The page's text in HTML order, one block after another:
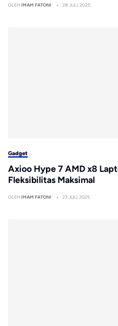
OLEH IMAM FATONI 28 JULI, 2025
Gadget
Axioo Hype 7 AMD x8
Fleksibilitas Maksimal
OLEH IMAM FATONI 23 JULI, 2025